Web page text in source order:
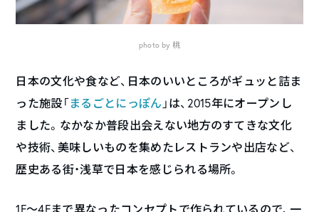
photo by 桃
日本の文化や食など、日本のいいところがギュッと詰ま
った施設「まるごとにっぽん 」は、2015年にオープンし
ました。なかなか普段出会えない地方のすてきな文化
や技術、美味しいものを集めたレストランや出店など、
歴史ある街・浅草で日本を感じられる場所。
1F〜4Fまで異なったコンセプトで作られているので、一